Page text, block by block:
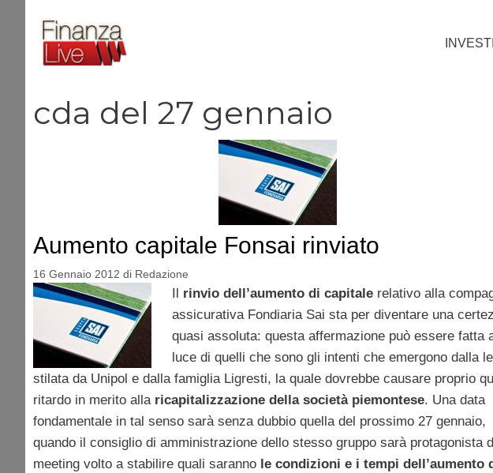
contenuto
cda del 27 gennaio
Aumento capitale Fonsai rinviato
16 Gennaio 2012 di Redazione
Il rinvio dell’aumento di capitalerelativo alla
assicurativa Fondiaria Sai sta per diventare una
quasi assoluta: questa affermazione può essere fatta
luce di quelli che sono gli intenti che emergono dalla
stilata da Unipol e dalla famiglia Ligresti, la quale dovrebbe causare proprio
ritardo in merito alla ricapitalizzazione della società piemontese. Una data
fondamentale in tal senso sarà senza dubbio quella del prossimo 27 gennaio,
quando il consiglio di amministrazione dello stesso gruppo sarà protagonista
meeting volto a stabilire quali saranno le condizioni e i tempi dell’aumento